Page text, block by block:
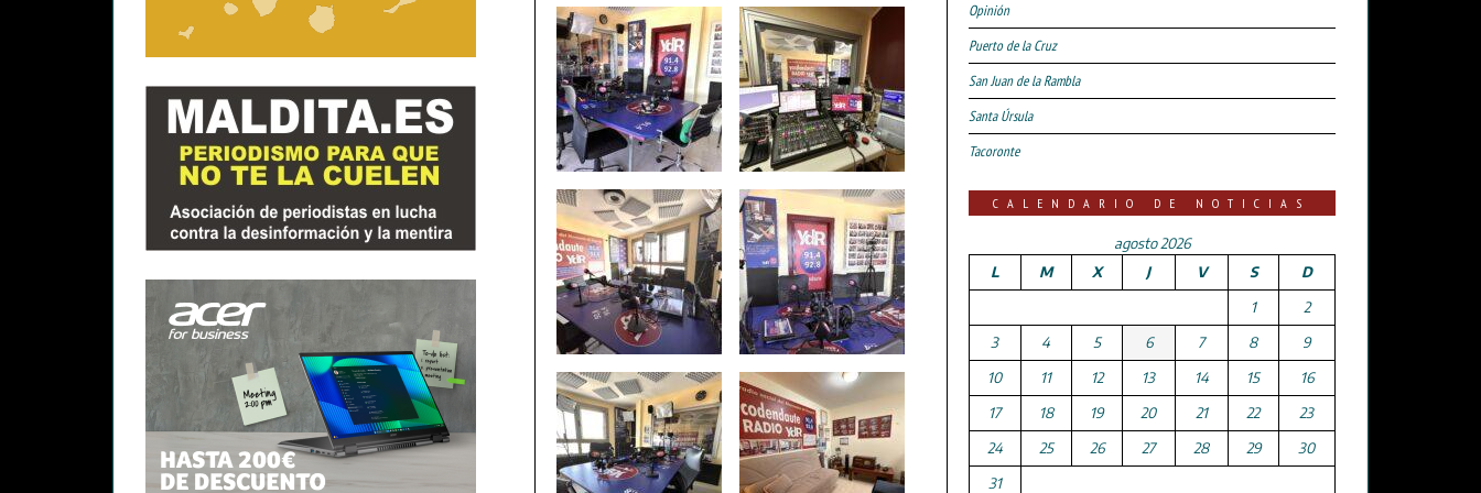
Opinión
Puerto de la Cruz
San Juan de la Rambla
Santa Úrsula
Tacoronte
CALENDARIO DE NOTICIAS
agosto 2026
L
M X J V S
D
1
2
3
4 5 6 7 8
9
10
11 12 13 14 15
16
17
18 19 20 21 22
23
24
25 26 27 28 29
30
31